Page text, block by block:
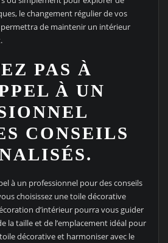
le changement régulier de vos
de maintenir un intérieur
PAS À
À UN
CONSEILS
à un professionnel pour des conseils
choisissez une toile décorative
d’intérieur pourra vous guider
la taille et de l’emplacement idéal pour
décorative et harmoniser avec le